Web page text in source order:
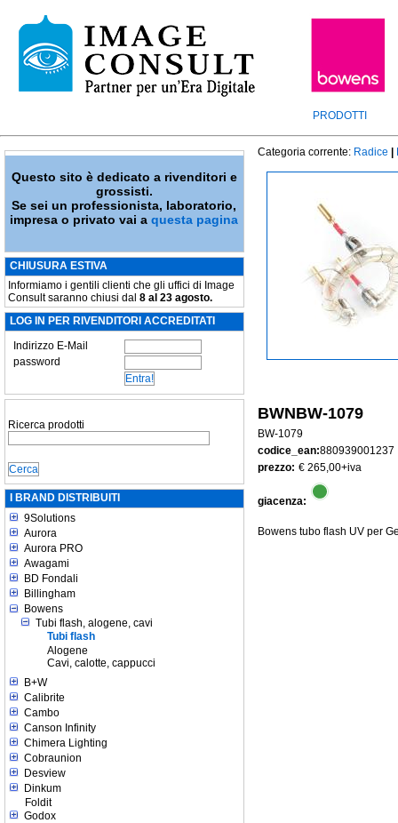
PRODOTTI
Questo sito è dedicato a rivenditori e
grossisti.
Se sei un professionista, laboratorio,
impresa o privato vai aquesta pagina
CHIUSURA ESTIVA
Informiamo i gentili clienti che gli uffici di Image
Consult saranno chiusi dal 8 al 23 agosto.
LOG IN PER RIVENDITORI ACCREDITATI
Indirizzo E-Mail
password
Ricerca prodotti
I BRAND DISTRIBUITI
9Solutions
Aurora
Aurora PRO
Awagami
BD Fondali
Billingham
Bowens
Tubi flash, alogene, cavi
Tubi flash
Alogene
Cavi, calotte, cappucci
B+W
Calibrite
Cambo
Canson Infinity
Chimera Lighting
Cobraunion
Desview
Dinkum
Foldit
Godox
Categoria corrente: Radice
BWNBW-1079
BW-1079
codice_ean:880939001237
prezzo: € 265,00+iva
giacenza:
Bowens tubo flash UV per